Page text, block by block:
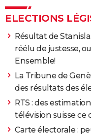
ELECTIONS
Résultat de
réélu de justesse,
Ensemble!
La Tribune de
des résultats des
RTS : des
télévision suisse ce
Carte électorale :